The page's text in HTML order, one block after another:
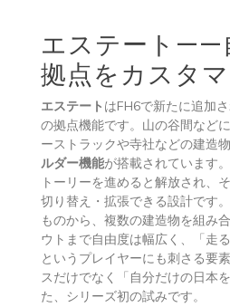
エステート——
拠点をカスタ
エステート はFH6で新たに追加
の拠点機能です。山の谷間など
ーストラックや寺社などの建造
ルダー機能が搭載されています
トーリーを進めると解放され、
切り替え・拡張できる設計です
ものから、複数の建造物を組み
ウトまで自由度は幅広く、「走
というプレイヤーにも刺さる要
スだけでなく「自分だけの日本
た、シリーズ初の試みです。